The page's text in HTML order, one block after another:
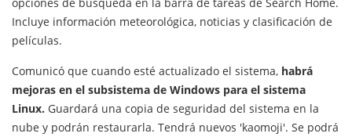
Incluye información meteorológica, noticias y clasificación de
películas.
Comunicó que cuando esté actualizado el sistema, habrá
mejoras en el subsistema de Windows para el sistema
Linux. Guardará una copia de seguridad del sistema en la
nube y podrán restaurarla. Tendrá nuevos 'kaomoji'. Se podrá